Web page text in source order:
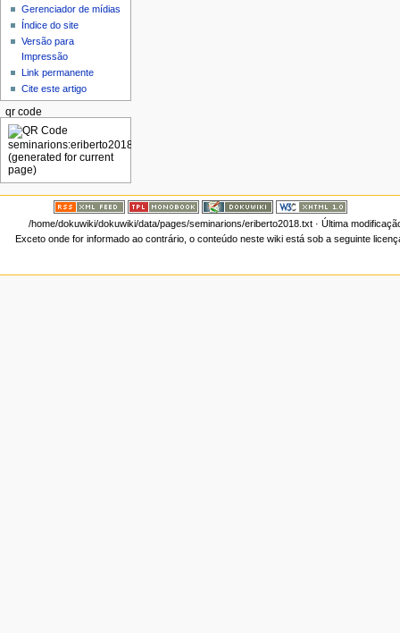
Gerenciador de mídias
Índice do site
Versão para
Impressão
Link permanente
Cite este artigo
qr code
/home/dokuwiki/dokuwiki/data/pages/seminarions/eriberto2018.txt· Última
Exceto onde for informado ao contrário, o conteúdo neste wiki está sob a seguinte